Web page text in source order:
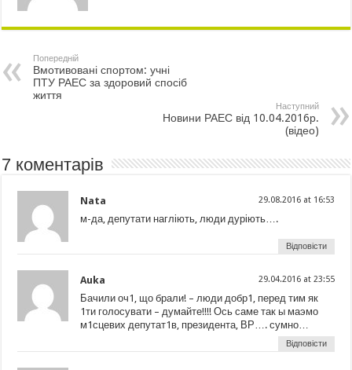
Попередній
Вмотивовані спортом: учні
ПТУ РАЕС за здоровий спосіб
життя
Наступний
Новини РАЕС від 10.04.2016р.
(відео)
7 коментарів
Nata 29.08.2016 at 16:53
м-да, депутати нагліють, люди дуріють….
Відповісти
Auka 29.04.2016 at 23:55
Бачили оч1, що брали! – люди добр1, перед тим як
1ти голосувати – думайте!!!! Ось саме так ы маэмо
м1сцевих депутат1в, президента, ВР…. сумно…
Відповісти